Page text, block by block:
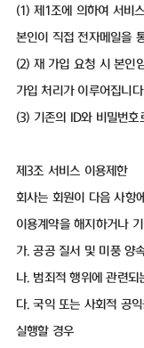
(1) 제1조에 의하여 서비
본인이 직접 전자메일을
(2) 재 가입 요청 시 본인
가입 처리가 이루어집니
(3) 기존의 ID와 비밀번
제3조 서비스 이용제한
회사는 회원이 다음 사항
이용계약을 해지하거나
가. 공공 질서 및 미풍 양
나. 범죄적 행위에 관련되
다. 국익 또는 사회적 공
실행할 경우